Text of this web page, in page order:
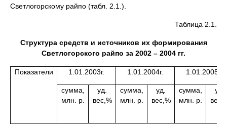
Светлогорскому райпо (табл. 2.1.).
Таблица 2.1.
Структура средств и источников их формирования
Светлогорского райпо за 2002 – 2004 гг.
Показатели 1.01.2003г. 1.01.2004г. 1.01.2005г.
сумма,
млн. р.
уд.
вес,%
сумма,
млн. р.
уд.
вес,%
сумма,
млн. р.
уд.